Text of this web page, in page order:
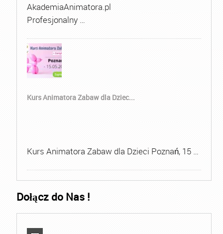
AkademiaAnimatora.pl
Profesjonalny …
Kurs Animatora Zabaw dla Dziec...
Kurs Animatora Zabaw dla Dzieci Poznań, 15 …
Dołącz do Nas !